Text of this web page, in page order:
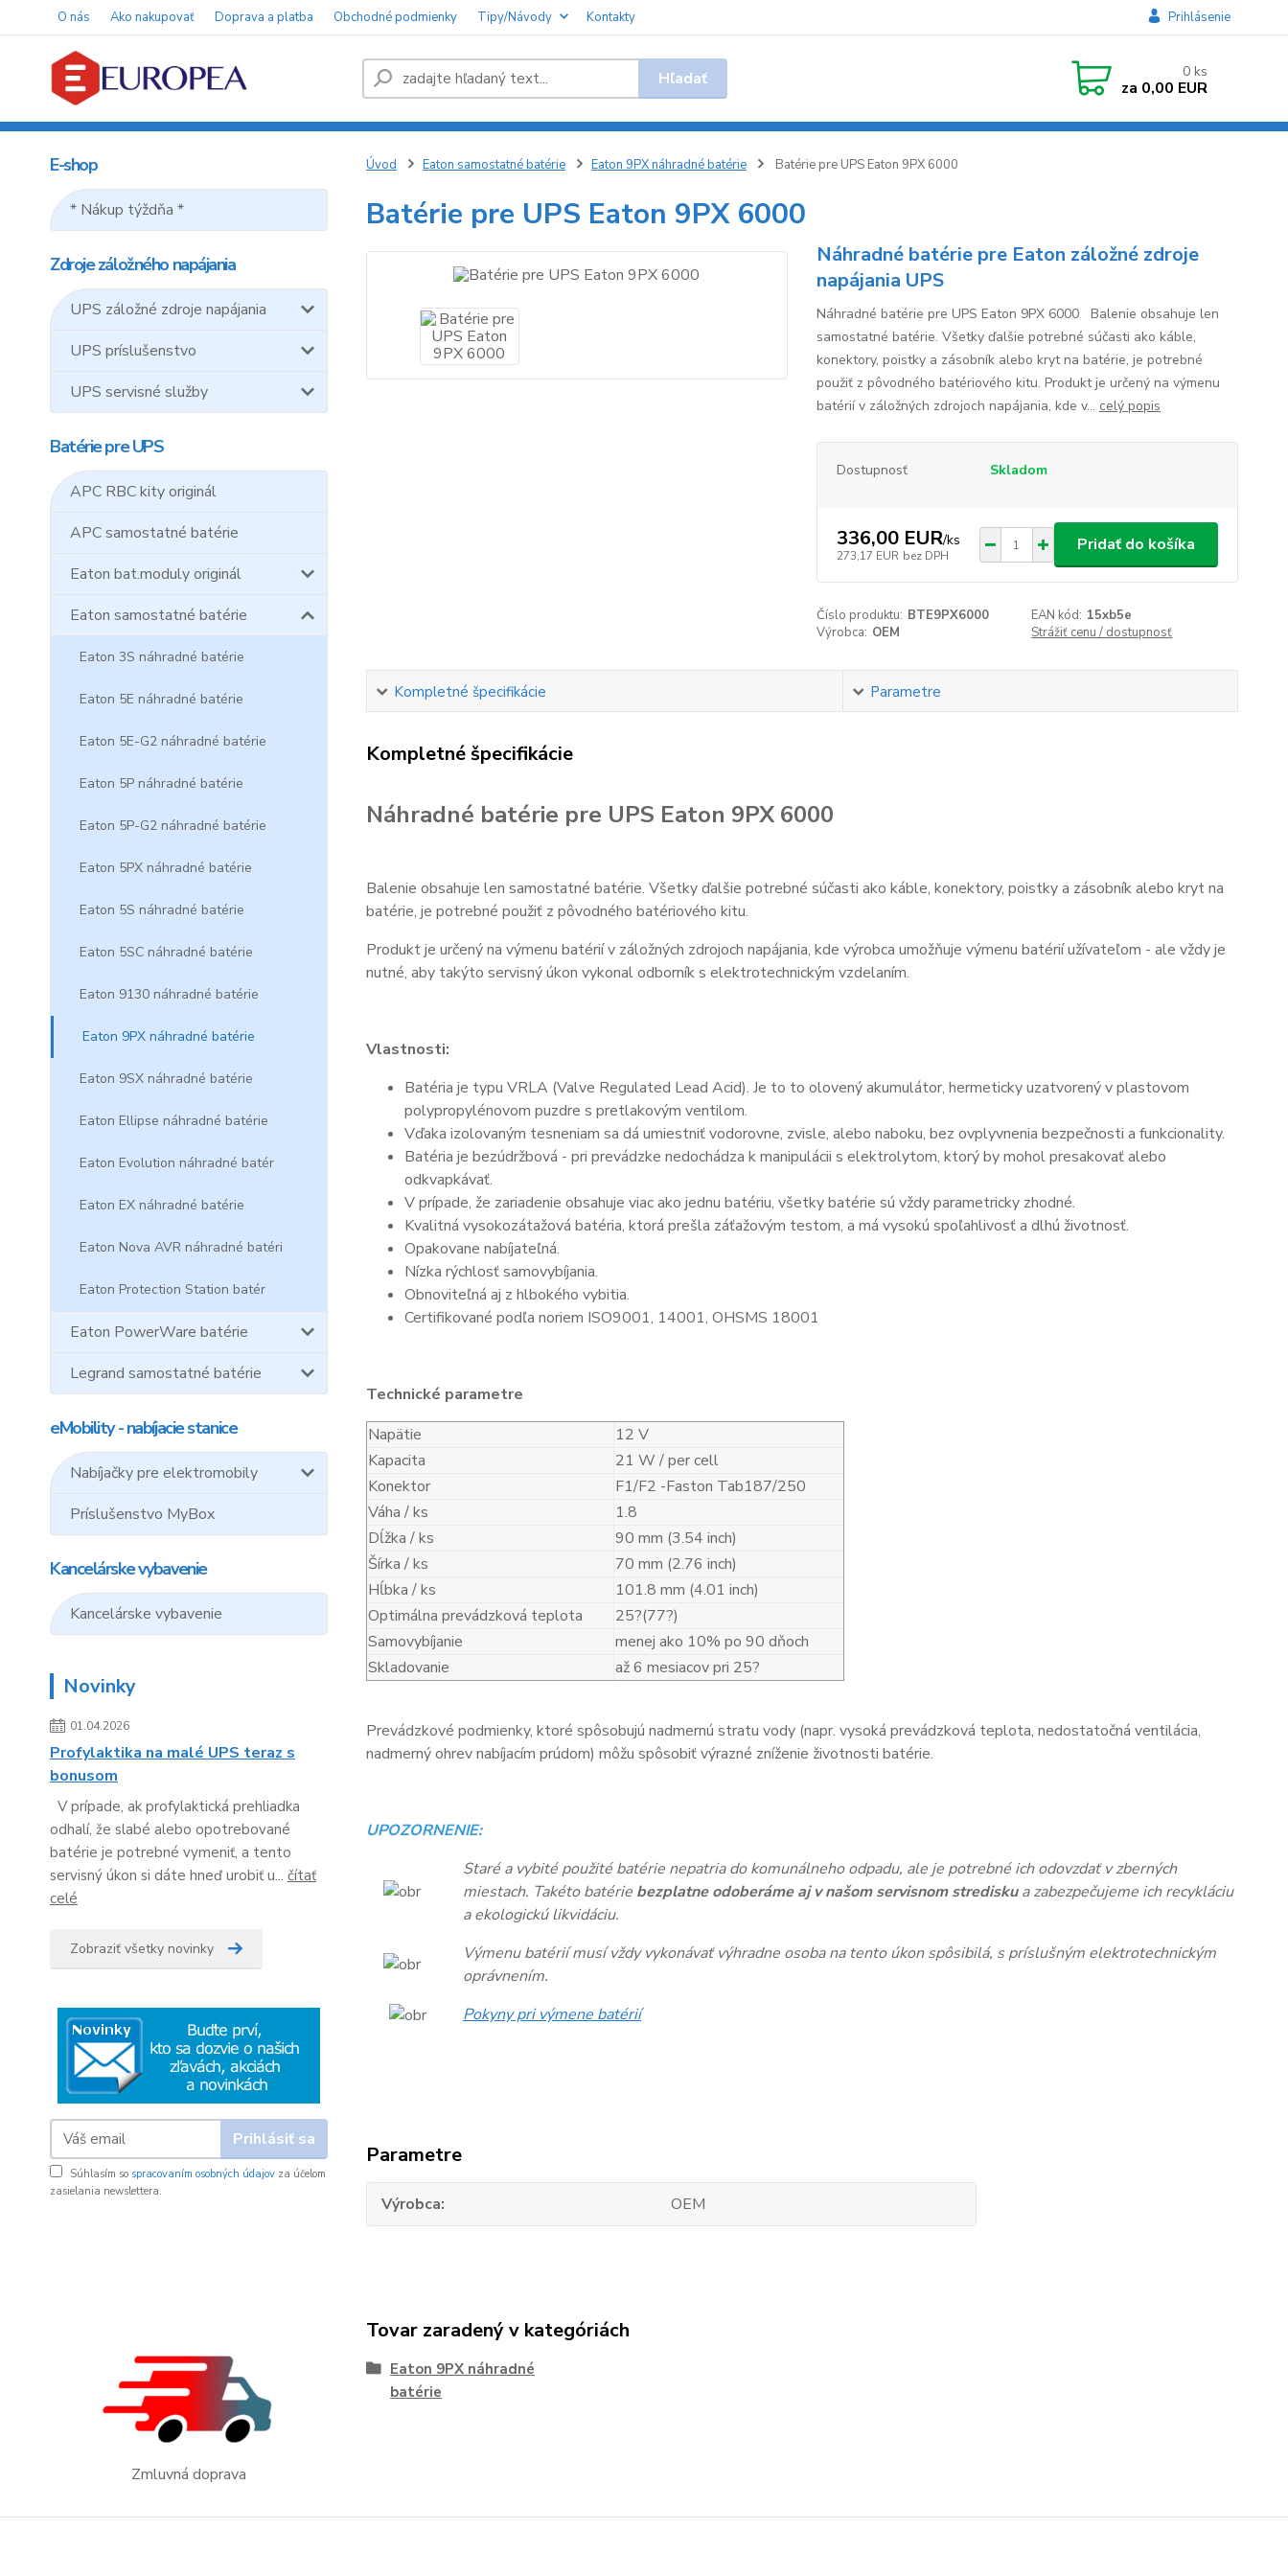
O nás Ako nakupovať Doprava a platba Obchodné podmienky Tipy/Návody Kontakty Prihlásenie
Hľadať 0 ks
za 0,00 EUR
E-shop
* Nákup týždňa *
Zdroje záložného napájania
UPS záložné zdroje napájania
UPS príslušenstvo
UPS servisné služby
Batérie pre UPS
APC RBC kity originál
APC samostatné batérie
Eaton bat.moduly originál
Eaton samostatné batérie
Eaton 3S náhradné batérie
Eaton 5E náhradné batérie
Eaton 5E-G2 náhradné batérie
Eaton 5P náhradné batérie
Eaton 5P-G2 náhradné batérie
Eaton 5PX náhradné batérie
Eaton 5S náhradné batérie
Eaton 5SC náhradné batérie
Eaton 9130 náhradné batérie
Eaton 9PX náhradné batérie
Eaton 9SX náhradné batérie
Eaton Ellipse náhradné batérie
Eaton Evolution náhradné batér
Eaton EX náhradné batérie
Eaton Nova AVR náhradné batéri
Eaton Protection Station batér
Eaton PowerWare batérie
Legrand samostatné batérie
eMobility - nabíjacie stanice
Nabíjačky pre elektromobily
Príslušenstvo MyBox
Kancelárske vybavenie
Kancelárske vybavenie
Novinky
01.04.2026
Profylaktika na malé UPS teraz s
bonusom
V prípade, ak profylaktická prehliadka
odhalí, že slabé alebo opotrebované
batérie je potrebné vymeniť, a tento
servisný úkon si dáte hneď urobiť u... čítať
celé
Zobraziť všetky novinky
Prihlásiť sa
Súhlasím so spracovaním osobných údajov za účelom
zasielania newslettera.
Zmluvná doprava
Úvod Eaton samostatné batérie Eaton 9PX náhradné batérie Batérie pre UPS Eaton 9PX 6000
Batérie pre UPS Eaton 9PX 6000
Náhradné batérie pre Eaton záložné zdroje
napájania UPS
Náhradné batérie pre UPS Eaton 9PX 6000 Balenie obsahuje len
samostatné batérie. Všetky ďalšie potrebné súčasti ako káble,
konektory, poistky a zásobník alebo kryt na batérie, je potrebné
použiť z pôvodného batériového kitu. Produkt je určený na výmenu
batérií v záložných zdrojoch napájania, kde v... celý popis
Dostupnosť Skladom
336,00 EUR/ks
273,17 EUR bez DPH
Pridať do košíka
Číslo produktu: BTE9PX6000 EAN kód: 15xb5e
Výrobca: OEM Strážiť cenu / dostupnosť
Kompletné špecifikácie Parametre
Kompletné špecifikácie
Náhradné batérie pre UPS Eaton 9PX 6000
Balenie obsahuje len samostatné batérie. Všetky ďalšie potrebné súčasti ako káble, konektory, poistky a zásobník alebo kryt na
batérie, je potrebné použiť z pôvodného batériového kitu.
Produkt je určený na výmenu batérií v záložných zdrojoch napájania, kde výrobca umožňuje výmenu batérií užívateľom - ale vždy je
nutné, aby takýto servisný úkon vykonal odborník s elektrotechnickým vzdelaním.
Vlastnosti:
Batéria je typu VRLA (Valve Regulated Lead Acid). Je to to olovený akumulátor, hermeticky uzatvorený v plastovom
polypropylénovom puzdre s pretlakovým ventilom.
Vďaka izolovaným tesneniam sa dá umiestniť vodorovne, zvisle, alebo naboku, bez ovplyvnenia bezpečnosti a funkcionality.
Batéria je bezúdržbová - pri prevádzke nedochádza k manipulácii s elektrolytom, ktorý by mohol presakovať alebo
odkvapkávať.
V prípade, že zariadenie obsahuje viac ako jednu batériu, všetky batérie sú vždy parametricky zhodné.
Kvalitná vysokozátažová batéria, ktorá prešla záťažovým testom, a má vysokú spoľahlivosť a dlhú životnosť.
Opakovane nabíjateľná.
Nízka rýchlosť samovybíjania.
Obnoviteľná aj z hlbokého vybitia.
Certifikované podľa noriem ISO9001, 14001, OHSMS 18001
Technické parametre
Napätie
12 V
Kapacita
21 W / per cell
Konektor
F1/F2 -Faston Tab187/250
Váha / ks
1.8
Dĺžka / ks
90 mm (3.54 inch)
Šírka / ks
70 mm (2.76 inch)
Hĺbka / ks
101.8 mm (4.01 inch)
Optimálna prevádzková teplota
25?(77?)
Samovybíjanie
menej ako 10% po 90 dňoch
Skladovanie
až 6 mesiacov pri 25?
Prevádzkové podmienky, ktoré spôsobujú nadmernú stratu vody (napr. vysoká prevádzková teplota, nedostatočná ventilácia,
nadmerný ohrev nabíjacím prúdom) môžu spôsobiť výrazné zníženie životnosti batérie.
UPOZORNENIE:
Staré a vybité použité batérie nepatria do komunálneho odpadu, ale je potrebné ich odovzdať v zberných
miestach. Takéto batérie bezplatne odoberáme aj v našom servisnom strediskua zabezpečujeme ich recykláciu
a ekologickú likvidáciu.
Výmenu batérií musí vždy vykonávať výhradne osoba na tento úkon spôsibilá, s príslušným elektrotechnickým
oprávnením.
Pokyny pri výmene batérií
Parametre
Výrobca OEM
Tovar zaradený v kategóriách
Eaton 9PX náhradné
batérie